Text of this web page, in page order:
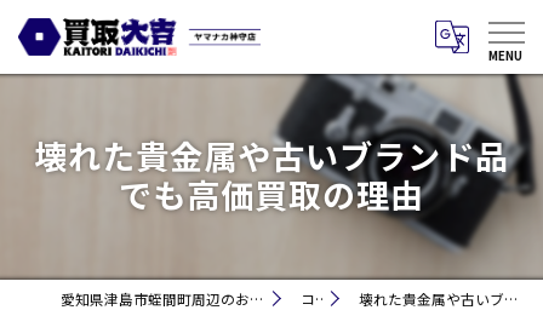
壊れた貴金属や古いブランド品
でも高価買取の理由
愛知県津島市蛭間町周辺のお買取りなら買取大吉 ヤマナカ神守店 コラム 壊れた貴金属や古いブランド品でも高価買取の理由